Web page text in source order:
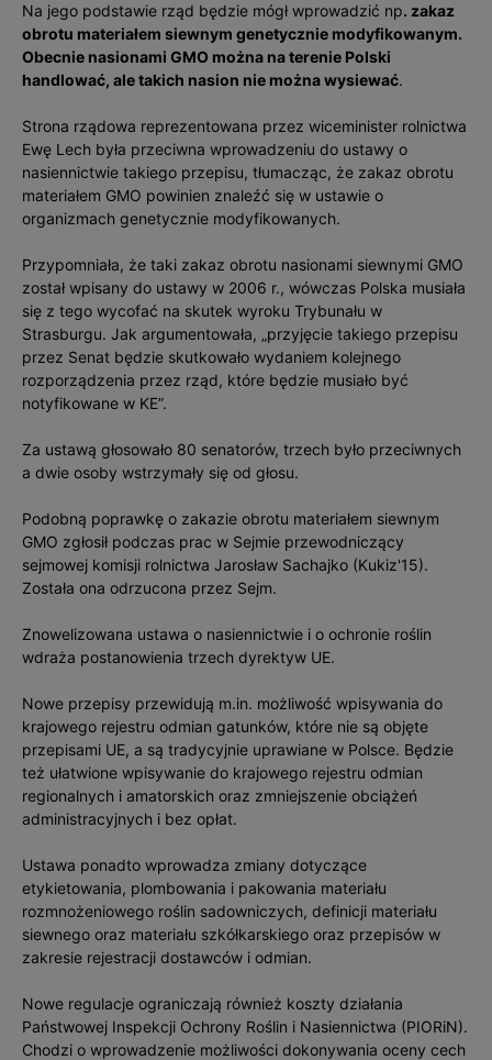
Na jego podstawie rząd będzie mógł wprowadzić np. zakaz
obrotu materiałem siewnym genetycznie modyfikowanym.
Obecnie nasionami GMO można na terenie Polski
handlować, ale takich nasion nie można wysiewać.
Strona rządowa reprezentowana przez wiceminister rolnictwa
Ewę Lech była przeciwna wprowadzeniu do ustawy o
nasiennictwie takiego przepisu, tłumacząc, że zakaz obrotu
materiałem GMO powinien znaleźć się w ustawie o
organizmach genetycznie modyfikowanych.
Przypomniała, że taki zakaz obrotu nasionami siewnymi GMO
został wpisany do ustawy w 2006 r., wówczas Polska musiała
się z tego wycofać na skutek wyroku Trybunału w
Strasburgu. Jak argumentowała, „przyjęcie takiego przepisu
przez Senat będzie skutkowało wydaniem kolejnego
rozporządzenia przez rząd, które będzie musiało być
notyfikowane w KE”.
Za ustawą głosowało 80 senatorów, trzech było przeciwnych
a dwie osoby wstrzymały się od głosu.
Podobną poprawkę o zakazie obrotu materiałem siewnym
GMO zgłosił podczas prac w Sejmie przewodniczący
sejmowej komisji rolnictwa Jarosław Sachajko (Kukiz'15).
Została ona odrzucona przez Sejm.
Znowelizowana ustawa o nasiennictwie i o ochronie roślin
wdraża postanowienia trzech dyrektyw UE.
Nowe przepisy przewidują m.in. możliwość wpisywania do
krajowego rejestru odmian gatunków, które nie są objęte
przepisami UE, a są tradycyjnie uprawiane w Polsce. Będzie
też ułatwione wpisywanie do krajowego rejestru odmian
regionalnych i amatorskich oraz zmniejszenie obciążeń
administracyjnych i bez opłat.
Ustawa ponadto wprowadza zmiany dotyczące
etykietowania, plombowania i pakowania materiału
rozmnożeniowego roślin sadowniczych, definicji materiału
siewnego oraz materiału szkółkarskiego oraz przepisów w
zakresie rejestracji dostawców i odmian.
Nowe regulacje ograniczają również koszty działania
Państwowej Inspekcji Ochrony Roślin i Nasiennictwa (PIORiN).
Chodzi o wprowadzenie możliwości dokonywania oceny cech